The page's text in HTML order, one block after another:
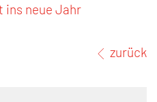
ins neue Jahr
zurück